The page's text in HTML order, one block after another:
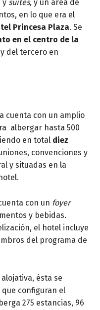
y suites, y un área de
en lo que era el
Princesa Plaza. Se
en el centro de la
y del tercero en
cuenta con un amplio
albergar hasta 500
en total diez
convenciones y
y situadas en la
con un foyer
y bebidas.
el hotel incluye
del programa de
ésta se
configuran el
275 estancias, 96